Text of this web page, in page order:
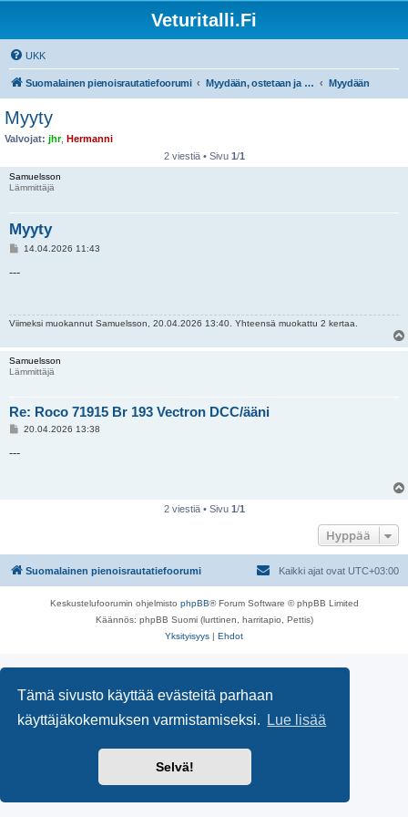
Tämä sivusto käyttää evästeitä parhaan
käyttäjäkokemuksen varmistamiseksi.
Lue lisää
Selvä!
Veturitalli.Fi
UKK
Suomalainen pienoisrautatiefoorumi Myydään, ostetaan ja vaihdetaan Myydään
Myyty
Valvojat: jhr, Hermanni
2 viestiä • Sivu 1/1
Samuelsson
Lämmittäjä
Myyty
V14.04.2026 11:43
---
Viimeksi muokannut Samuelsson , 20.04.2026 13:40. Yhteensä muokattu 2 kertaa.
Samuelsson
Lämmittäjä
Re: Roco 71915 Br 193 Vectron DCC/ääni
V20.04.2026 13:38
---
2 viestiä • Sivu 1/1
Hyppää
Suomalainen pienoisrautatiefoorumi Kaikki ajat ovat UTC+03:00
Keskustelufoorumin ohjelmisto phpBB® Forum Software © phpBB Limited
Käännös: phpBB Suomi (lurttinen, harritapio, Pettis)
Yksityisyys | Ehdot